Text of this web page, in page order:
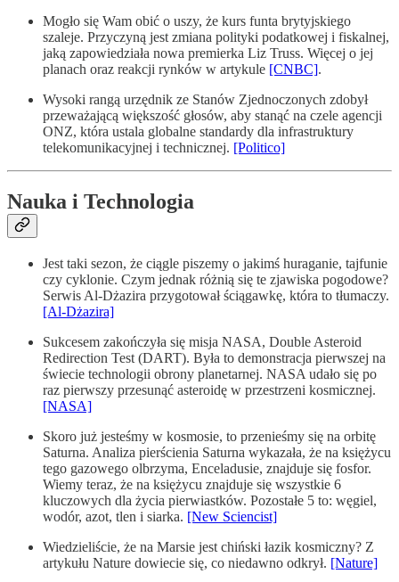
Mogło się Wam obić o uszy, że kurs funta brytyjskiego
szaleje. Przyczyną jest zmiana polityki podatkowej i fiskalnej,
jaką zapowiedziała nowa premierka Liz Truss. Więcej o jej
planach oraz reakcji rynków w artykule [CNBC].
Wysoki rangą urzędnik ze Stanów Zjednoczonych zdobył
przeważającą większość głosów, aby stanąć na czele agencji
ONZ, która ustala globalne standardy dla infrastruktury
telekomunikacyjnej i technicznej. [Politico]
Nauka i Technologia
Jest taki sezon, że ciągle piszemy o jakimś huraganie, tajfunie
czy cyklonie. Czym jednak różnią się te zjawiska pogodowe?
Serwis Al-Dżazira przygotował ściągawkę, która to tłumaczy.
[Al-Dżazira]
Sukcesem zakończyła się misja NASA, Double Asteroid
Redirection Test (DART). Była to demonstracja pierwszej na
świecie technologii obrony planetarnej. NASA udało się po
raz pierwszy przesunąć asteroidę w przestrzeni kosmicznej.
[NASA]
Skoro już jesteśmy w kosmosie, to przenieśmy się na orbitę
Saturna. Analiza pierścienia Saturna wykazała, że na księżycu
tego gazowego olbrzyma, Enceladusie, znajduje się fosfor.
Wiemy teraz, że na księżycu znajduje się wszystkie 6
kluczowych dla życia pierwiastków. Pozostałe 5 to: węgiel,
wodór, azot, tlen i siarka. [New Sciencist]
Wiedzieliście, że na Marsie jest chiński łazik kosmiczny? Z
artykułu Nature dowiecie się, co niedawno odkrył. [Nature]